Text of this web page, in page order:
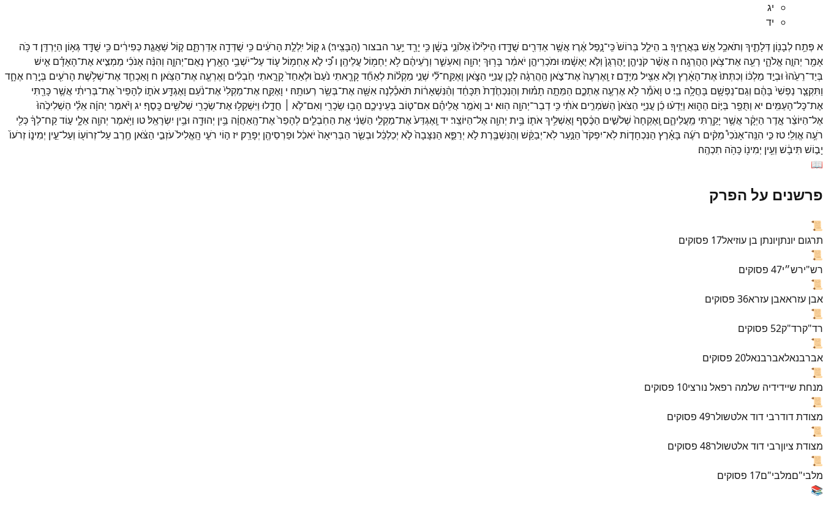
יג
יד
א פְּתַ֥ח לְבָנ֖וֹן דְּלָתֶ֑יךָ וְתֹאכַ֥לאֵ֖שׁ בַּאֲרָזֶֽיךָ׃ ב הֵילֵ֤ל בְּרוֹשׁ֙כִּֽי־נָ֣פַלאֶ֔רֶזאֲשֶׁ֥ראַדִּרִ֖ים שֻׁדָּ֑דוּ הֵילִ֙ילוּ֙אַלּוֹנֵ֣י בָשָׁ֔ן כִּ֥י יָרַ֖ד יַ֥עַר הבצור(הַבָּצִֽיר׃)גק֚וֹל יִֽלְלַ֣ת הָרֹעִ֔ים כִּ֥י שֻׁדְּדָ֖ה אַדַּרְתָּ֑ם ק֚וֹל שַׁאֲגַ֣תכְּפִירִ֔ים כִּ֥י שֻׁדַּ֖דגְּא֥וֹן הַיַּרְדֵּֽן׃ דכֹּ֥ה
אָמַ֖ר יְהוָ֣ה אֱלֹהָ֑י רְעֵ֖ה אֶת־צֹ֥אן הַהֲרֵגָֽה׃ ה אֲשֶׁ֨רקֹנֵיהֶ֤ן יַֽהֲרְגֻן֙ וְלֹ֣א יֶאְשָׁ֔מוּ וּמֹכְרֵיהֶ֣ן יֹאמַ֔ר בָּר֥וּךְ יְהוָ֖ה וַאעְשִׁ֑ר וְרֹ֣עֵיהֶ֔ם לֹ֥א יַחְמ֖וֹלעֲלֵיהֶֽן׃ ו כִּ֠י לֹ֣אאֶחְמ֥וֹלע֛וֹדעַל־יֹשְׁבֵ֥י הָאָ֖רֶץ נְאֻם־יְהוָ֑ה וְהִנֵּ֨ה אָנֹכִ֜י מַמְצִ֣יאאֶת־הָאָדָ֗ם אִ֤ישׁ
בְּיַד־רֵעֵ֙הוּ֙ וּבְיַ֣ד מַלְכּ֔וֹ וְכִתְּתוּ֙אֶת־הָאָ֔רֶץ וְלֹ֥אאַצִּ֖יל מִיָּדָֽם׃ ז וָֽאֶרְעֶה֙אֶת־צֹ֣אן הַֽהֲרֵגָ֔ה לָכֵ֖ן עֲנִיֵּ֣י הַצֹּ֑אן וָאֶקַּֽח־לִ֞י שְׁנֵ֣י מַקְל֗וֹתלְאַחַ֞דקָרָ֤אתִי נֹ֙עַם֙ וּלְאַחַד֙קָרָ֣אתִי חֹֽבְלִ֔ים וָאֶרְעֶ֖ה אֶת־הַצֹּֽאן׃ ח וָאַכְחִ֛דאֶת־שְׁלֹ֥שֶׁת הָרֹעִ֖ים בְּיֶ֣רַח אֶחָ֑ד
וַתִּקְצַ֤ר נַפְשִׁי֙ בָּהֶ֔ם וְגַם־נַפְשָׁ֖ם בָּחֲלָ֥ה בִֽי׃ ט וָאֹמַ֕רלֹ֥אאֶרְעֶ֖ה אֶתְכֶ֑ם הַמֵּתָ֣ה תָמ֗וּת וְהַנִּכְחֶ֙דֶת֙ תִּכָּחֵ֔ד וְהַ֨נִּשְׁאָר֔וֹת תֹּאכַ֕לְנָה אִשָּׁ֖ה אֶת־בְּשַׂ֥ר רְעוּתָֽהּ׃ י וָאֶקַּ֤ח אֶת־מַקְלִי֙אֶת־נֹ֔עַם וָאֶגְדַּ֖עאֹת֑וֹ לְהָפֵיר֙אֶת־בְּרִיתִ֔י אֲשֶׁ֥רכָּרַ֖תִּי
אֶת־כָּל־הָעַמִּֽים׃ יא וַתֻּפַ֖ר בַּיּ֣וֹם הַה֑וּא וַיֵּדְע֨וּכֵ֜ן עֲנִיֵּ֤י הַצֹּאן֙ הַשֹּׁמְרִ֣ים אֹתִ֔י כִּ֥י דְבַר־יְהוָ֖ה הֽוּא׃ יב וָאֹמַ֣ראֲלֵיהֶ֗ם אִם־ט֧וֹב בְּעֵינֵיכֶ֛ם הָב֥וּ שְׂכָרִ֖י וְאִם־לֹ֣א ׀ חֲדָ֑לוּ וַיִּשְׁקְל֥וּאֶת־שְׂכָרִ֖י שְׁלֹשִׁ֥ים כָּֽסֶף׃ יג וַיֹּ֨אמֶר יְהוָ֜ה אֵלַ֗י הַשְׁלִיכֵ֙הוּ֙
אֶל־הַיּוֹצֵ֔ראֶ֣דֶר הַיְקָ֔ראֲשֶׁ֥ר יָקַ֖רְתִּי מֵֽעֲלֵיהֶ֑ם וָֽאֶקְחָה֙ שְׁלֹשִׁ֣ים הַכֶּ֔סֶף וָאַשְׁלִ֥יךְאֹת֛וֹ בֵּ֥ית יְהוָ֖ה אֶל־הַיּוֹצֵֽר׃ יד וָֽאֶגְדַּע֙אֶת־מַקְלִ֣י הַשֵּׁנִ֔י אֵ֖ת הַחֹֽבְלִ֑ים לְהָפֵר֙אֶת־הָֽאַחֲוָ֔ה בֵּ֥ין יְהוּדָ֖ה וּבֵ֥ין יִשְׂרָאֵֽל׃טו וַיֹּ֥אמֶר יְהוָ֖ה אֵלָ֑י ע֣וֹדקַח־לְךָ֔כְּלִ֖י
רֹעֶ֥ה אֱוִלִֽי׃ טזכִּ֣י הִנֵּֽה־אָנֹכִי֩ מֵקִ֨ים רֹעֶ֜ה בָּאָ֗רֶץ הַנִּכְחָד֤וֹתלֹֽא־יִפְקֹד֙ הַנַּ֣עַרלֹֽא־יְבַקֵּ֔שׁ וְהַנִּשְׁבֶּ֖רֶתלֹ֣א יְרַפֵּ֑א הַנִּצָּבָה֙לֹ֣א יְכַלְכֵּ֔ל וּבְשַׂ֤ר הַבְּרִיאָה֙ יֹאכַ֔ל וּפַרְסֵיהֶ֖ן יְפָרֵֽק׃ יז ה֣וֹי רֹעִ֤י הָֽאֱלִיל֙עֹזְבִ֣י הַצֹּ֔אן חֶ֥רֶבעַל־זְרוֹע֖וֹ וְעַל־עֵ֣ין יְמִינ֑וֹ זְרֹעוֹ֙
יָב֣וֹשׁ תִּיבָ֔שׁ וְעֵ֥ין יְמִינ֖וֹ כָּהֹ֥ה תִכְהֶֽה׃
📖
פרשנים על הפרק
📜
תרגום יונתןיונתן בן עוזיאל17 פסוקים
📜
רש"ירש״י47 פסוקים
📜
אבן עזראאבן עזרא36 פסוקים
📜
רד"קרד"ק52 פסוקים
📜
אברבנאלאברבנאל20 פסוקים
📜
מנחת שיידידיה שלמה רפאל נורצי10 פסוקים
📜
מצודת דודרבי דוד אלטשולר49 פסוקים
📜
מצודת ציוןרבי דוד אלטשולר48 פסוקים
📜
מלבי"םמלבי"ם17 פסוקים
📚